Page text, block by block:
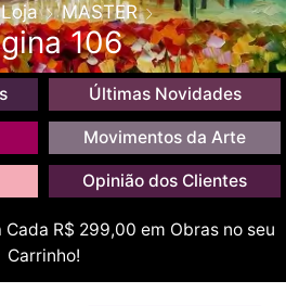
Loja MASTER
106
Últimas Novidades
Movimentos da Arte
Opinião dos Clientes
Cada R$ 299,00 em Obras no seu
Carrinho!